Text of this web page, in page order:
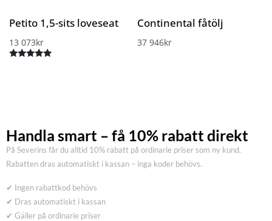
Petito 1,5-sits loveseat
13 073kr
Continental fåtölj
37 946kr
Handla smart – få 10% rabatt direkt
På Severins får du alltid 10% rabatt på ordinarie priser som ny kund.
Rabatten dras automatiskt i kassan – inga koder behövs.
✔ Ingen rabattkod behövs
✔ Dras automatiskt i kassan
✔ Gäller på ordinarie priser